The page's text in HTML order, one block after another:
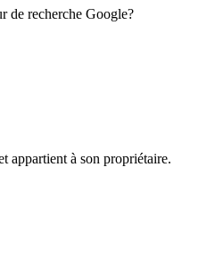
de recherche Google?
appartient à son propriétaire.